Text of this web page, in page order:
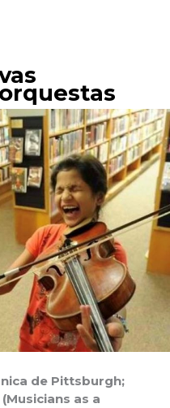
de Pittsburgh;
as a